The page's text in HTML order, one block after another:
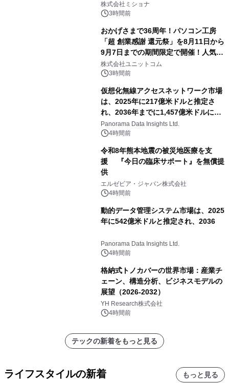
株式会社ミショナ
3時間前
おかげさまで36周年！パソコン工房
「超 創業感謝 還元祭」を8月11日から
9月7日までの期間限定で開催！人気の
ゲーミングPCや高性能ノートPCなど
対象iiyama PCのご購入で最大3万円分
株式会社ユニットコム
3時間前
仮想化無線アクセスネットワーク市場
は、2025年に217億米ドルと推定さ
れ、2036年までに1,457億米ドルに達
すると予測されており、予測期間
（2026年～2036年）
Panorama Data Insights Ltd.
4時間前
令和8年熊本地震の被災地医療を支
援 『今日の臨床サポート』を無償提
供
エルゼビア・ジャパン株式会社
4時間前
動的データ管理システム市場は、2025
年に542億米ドルと推定され、2036
Panorama Data Insights Ltd.
4時間前
格納式トノカバーの世界市場：産業チ
ェーン、構造分析、ビジネスモデルの
展望（2026-2032）
YH Research株式会社
4時間前
テックの新着をもっと見る
ライフスタイルの新着 もっと見る